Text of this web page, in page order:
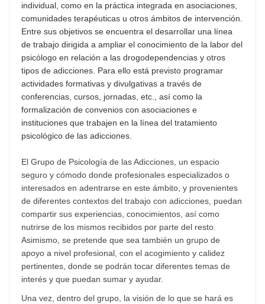
individual, como en la práctica integrada en asociaciones,
comunidades terapéuticas u otros ámbitos de intervención.
Entre sus objetivos se encuentra el desarrollar una línea
de trabajo dirigida a ampliar el conocimiento de la labor del
psicólogo en relación a las drogodependencias y otros
tipos de adicciones. Para ello está previsto programar
actividades formativas y divulgativas a través de
conferencias, cursos, jornadas, etc., así como la
formalización de convenios con asociaciones e
instituciones que trabajen en la línea del tratamiento
psicológico de las adicciones.
El Grupo de Psicología de las Adicciones, un espacio
seguro y cómodo donde profesionales especializados o
interesados en adentrarse en este ámbito, y provenientes
de diferentes contextos del trabajo con adicciones, puedan
compartir sus experiencias, conocimientos, así como
nutrirse de los mismos recibidos por parte del resto.
Asimismo, se pretende que sea también un grupo de
apoyo a nivel profesional, con el acogimiento y calidez
pertinentes, donde se podrán tocar diferentes temas de
interés y que puedan sumar y ayudar.
Una vez, dentro del grupo, la visión de lo que se hará es